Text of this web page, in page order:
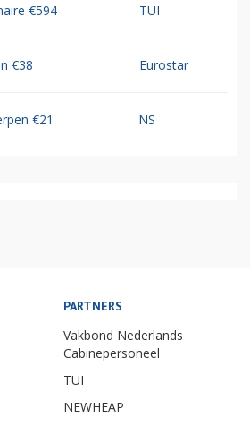
€594 TUI
€38 Eurostar
€21 NS
PARTNERS
Vakbond Nederlands
Cabinepersoneel
TUI
NEWHEAP